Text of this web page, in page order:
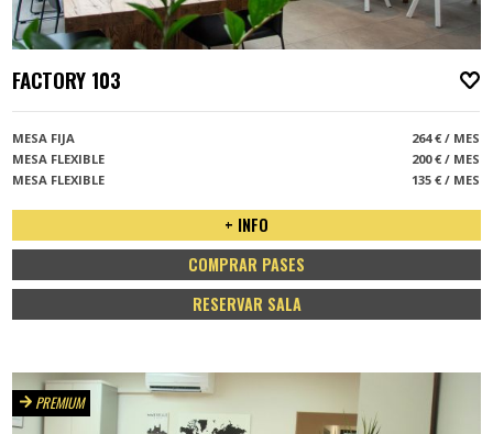
FACTORY 103
MESA FIJA
264 € / MES
MESA FLEXIBLE
200 € / MES
MESA FLEXIBLE
135 € / MES
+ INFO
COMPRAR PASES
RESERVAR SALA
PREMIUM